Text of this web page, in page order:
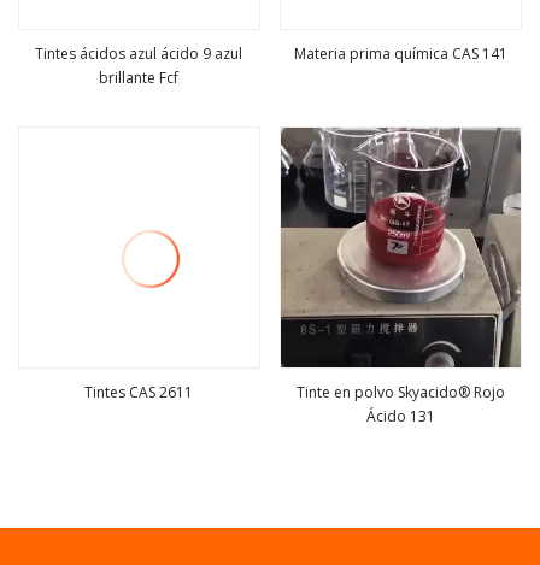
Tintes ácidos azul ácido 9 azul
brillante Fcf
Materia prima química CAS 141
Tintes CAS 2611
Tinte en polvo Skyacido® Rojo
Ácido 131